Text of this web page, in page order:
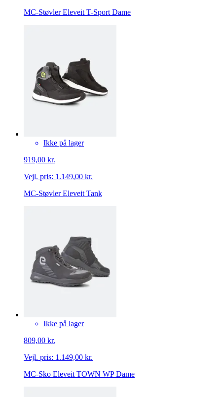
MC-Støvler Eleveit T-Sport Dame
Ikke på lager
919,00 kr.
Vejl. pris: 1.149,00 kr.
MC-Støvler Eleveit Tank
Ikke på lager
809,00 kr.
Vejl. pris: 1.149,00 kr.
MC-Sko Eleveit TOWN WP Dame